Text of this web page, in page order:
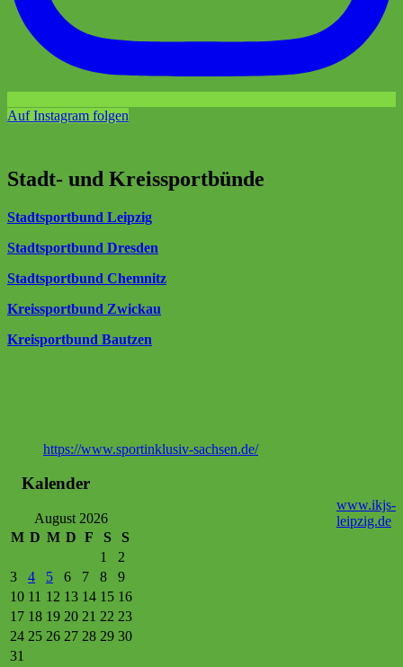
Auf Instagram folgen
Stadt- und Kreissportbünde
Stadtsportbund Leipzig
Stadtsportbund Dresden
Stadtsportbund Chemnitz
Kreissportbund Zwickau
Kreisportbund Bautzen
https://www.sportinklusiv-sachsen.de/
www.ikjs-
leipzig.de
Kalender
August 2026
M D M D F S
S
1
2
3
4 5 6 7 8
9
10 11 12 13 14 15 16
17 18 19 20 21 22 23
24 25 26 27 28 29 30
31